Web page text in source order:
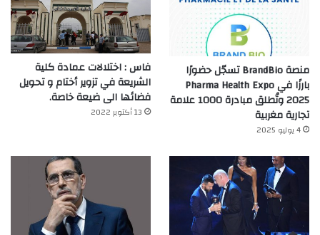
منصة BrandBio تسجّل حضورًا
بارزًا في Pharma Health Expo
2025 وتُطلق مبادرة 1000 علامة
تجارية مغربية
4 يوليو 2025
فاس : اختلالات عمادة كلية
الشريعة في تزوير أختام و تحويل
فضائها الى ضيعة خاصة.
13 أكتوبر 2022